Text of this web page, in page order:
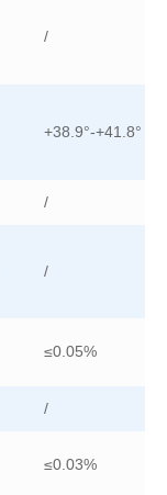
/
+38.9°-+41.8°
/
/
≤0.05%
/
≤0.03%